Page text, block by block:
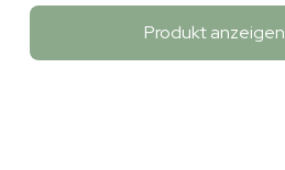
Produkt anzeigen